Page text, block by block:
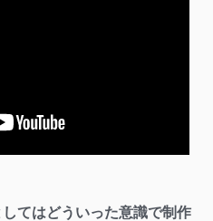
てはどういった意識で制作